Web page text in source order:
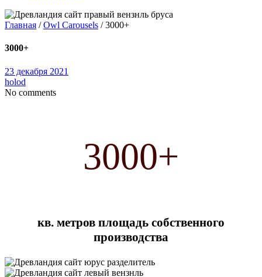
Главная /Owl Carousels /3000+
3000+
23 декабря 2021
holod
No comments
3000+
кв. метров площадь собственного
производства